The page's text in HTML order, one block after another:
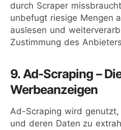
durch Scraper
unbefugt riesige Mengen
auslesen und
Zustimmung des
9. Ad-Scraping –
Werbeanzeigen
Ad-Scraping wird genutzt,
und deren Daten zu